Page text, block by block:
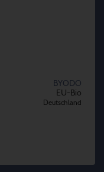
BYODO
EU-Bio
Deutschland